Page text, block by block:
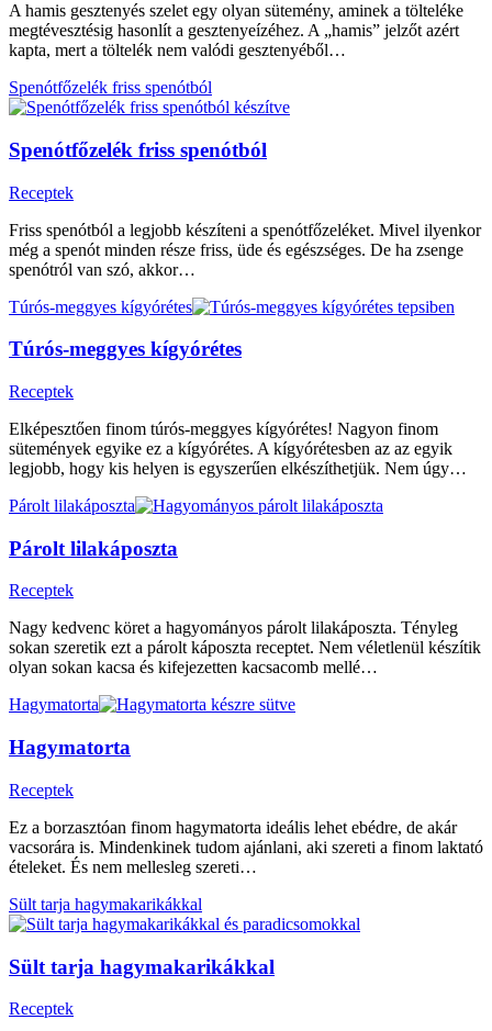
A hamis gesztenyés szelet egy olyan sütemény, aminek a tölteléke
megtévesztésig hasonlít a gesztenyeízéhez. A „hamis” jelzőt azért
kapta, mert a töltelék nem valódi gesztenyéből…
Spenótfőzelék friss spenótból
Spenótfőzelék friss spenótból
Receptek
Friss spenótból a legjobb készíteni a spenótfőzeléket. Mivel ilyenkor
még a spenót minden része friss, üde és egészséges. De ha zsenge
spenótról van szó, akkor…
Túrós-meggyes kígyórétes
Túrós-meggyes kígyórétes
Receptek
Elképesztően finom túrós-meggyes kígyórétes! Nagyon finom
sütemények egyike ez a kígyórétes. A kígyórétesben az az egyik
legjobb, hogy kis helyen is egyszerűen elkészíthetjük. Nem úgy…
Párolt lilakáposzta
Párolt lilakáposzta
Receptek
Nagy kedvenc köret a hagyományos párolt lilakáposzta. Tényleg
sokan szeretik ezt a párolt káposzta receptet. Nem véletlenül készítik
olyan sokan kacsa és kifejezetten kacsacomb mellé…
Hagymatorta
Hagymatorta
Receptek
Ez a borzasztóan finom hagymatorta ideális lehet ebédre, de akár
vacsorára is. Mindenkinek tudom ajánlani, aki szereti a finom laktató
ételeket. És nem mellesleg szereti…
Sült tarja hagymakarikákkal
Sült tarja hagymakarikákkal
Receptek